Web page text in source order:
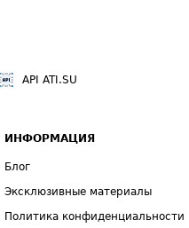
API ATI.SU
ИНФОРМАЦИЯ
Блог
Эксклюзивные материалы
Политика конфиденциальности